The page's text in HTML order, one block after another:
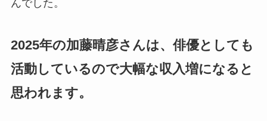
んでした。
2025年の加藤晴彦さんは、俳優としても
活動しているので大幅な収入増になると
思われます。